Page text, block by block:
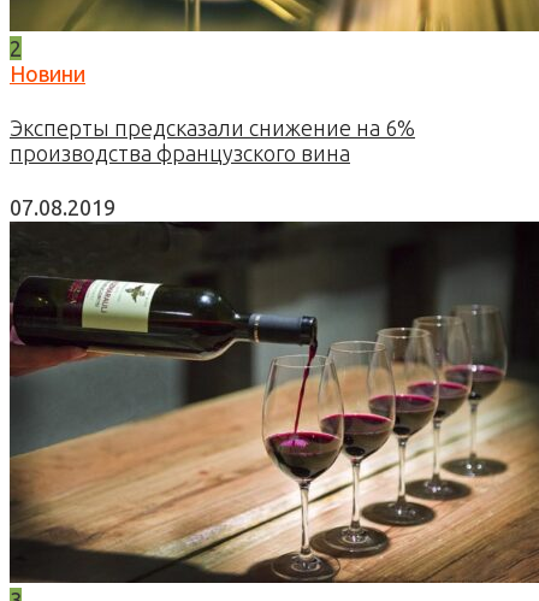
2
Новини
Эксперты предсказали снижение на 6%
производства французского вина
07.08.2019